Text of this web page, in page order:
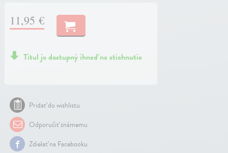
11,95 €
Titul je dostupný ihneď na stiahnutie
Pridať do wishlistu
Odporučiť známemu
Zdielať na Facebooku